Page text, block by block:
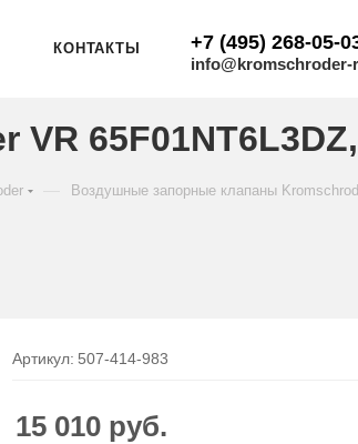
КОНТАКТЫ +7 (495) 268-05-
info@kromschroder-
Воздушные запорные клапаны
Артикул: 507-414-983
15 010 руб.